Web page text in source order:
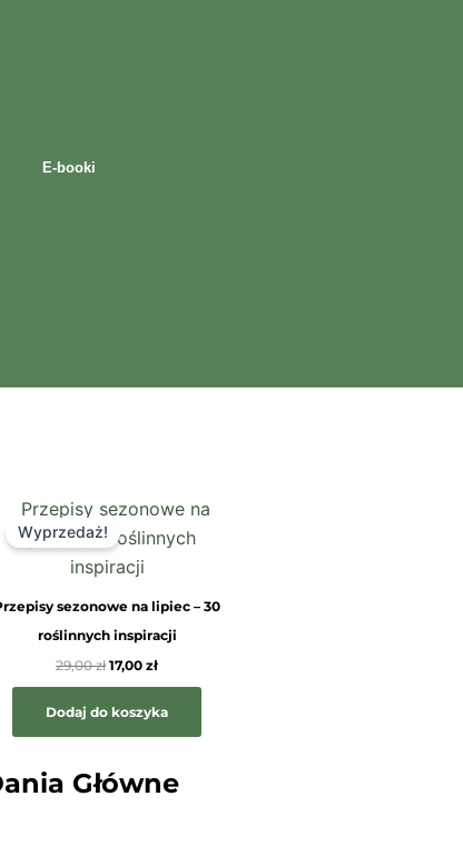
E-booki
Wyprzedaż!
sezonowe na lipiec – 30
roślinnych inspiracji
29,00zł
Pierwotna
cena
wynosiła:
29,00 zł.
17,00zł
Aktualna
cena
wynosi:
17,00 zł.
Dodaj do koszyka
Główne